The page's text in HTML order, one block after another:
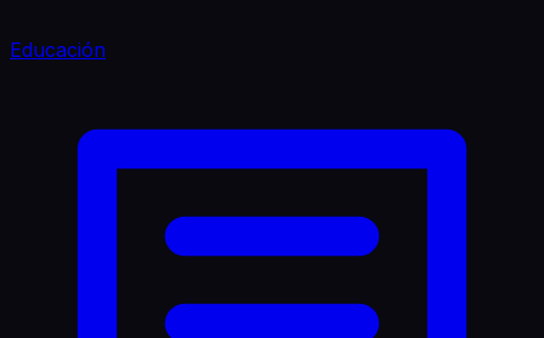
Educación